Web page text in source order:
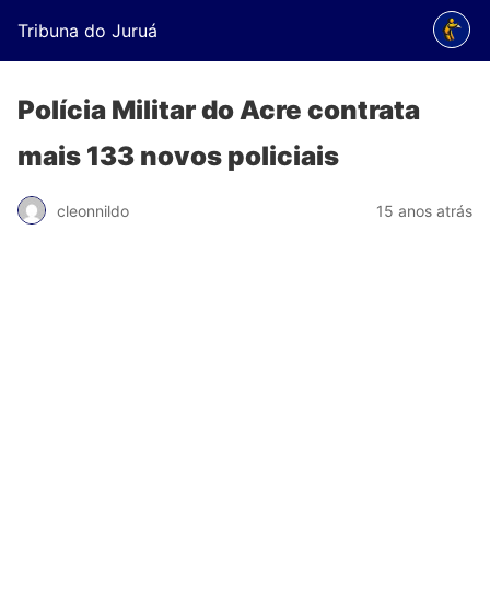
Tribuna do Juruá
Polícia Militar do Acre contrata
mais 133 novos policiais
cleonnildo 15 anos atrás